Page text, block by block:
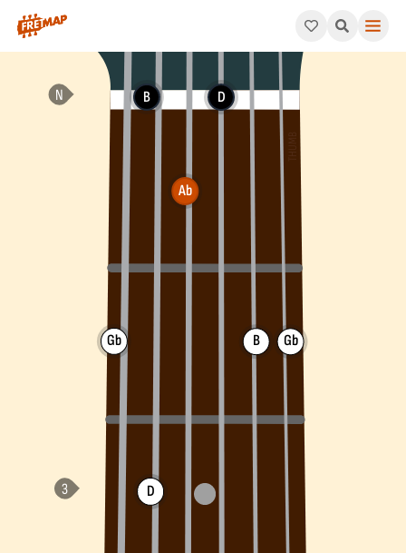
How to play Ab Minor 7th Flat 5 Chord (Abm7b5). This
Gb
B
D
Ab
D
B Gb